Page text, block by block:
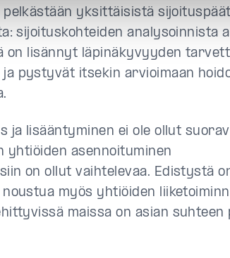
pelkästään yksittäisistä
sijoituskohteiden analysoinnista
on lisännyt läpinäkyvyyden
pystyvät itsekin arvioimaan
ja lisääntyminen ei ole ollut
yhtiöiden asennoituminen
on ollut vaihtelevaa. Edistystä
myös yhtiöiden
maissa on asian suhteen